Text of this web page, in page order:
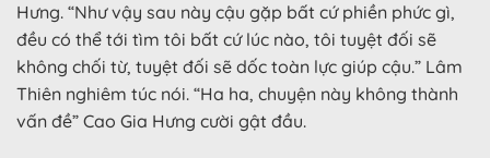
Hưng. “Như vậy sau này cậu gặp bất cứ phiền phức gì,
đều có thể tới tìm tôi bất cứ lúc nào, tôi tuyệt đối sẽ
không chối từ, tuyệt đối sẽ dốc toàn lực giúp cậu.” Lâm
Thiên nghiêm túc nói. “Ha ha, chuyện này không thành
vấn đề” Cao Gia Hưng cười gật đầu.